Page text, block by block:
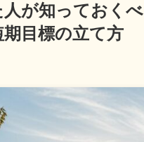
が知っておく
目標の立て方